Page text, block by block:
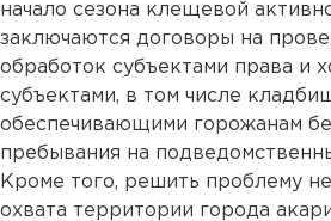
начало сезона клещевой
заключаются договоры на
обработок субъектами права и
субъектами, в том числе
обеспечивающими горожанам
пребывания на
Кроме того, решить проблему
охвата территории города